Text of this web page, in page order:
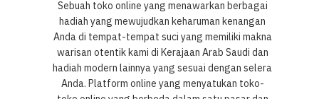
Sebuah toko online yang menawarkan berbagai
hadiah yang mewujudkan keharuman kenangan
Anda di tempat-tempat suci yang memiliki makna
warisan otentik kami di Kerajaan Arab Saudi dan
hadiah modern lainnya yang sesuai dengan selera
Anda. Platform online yang menyatukan toko-